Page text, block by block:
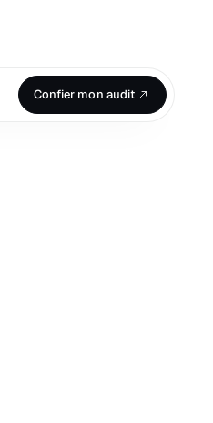
Confier mon audit